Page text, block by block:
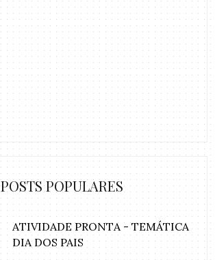
POSTS POPULARES
ATIVIDADE PRONTA - TEMÁTICA
DIA DOS PAIS